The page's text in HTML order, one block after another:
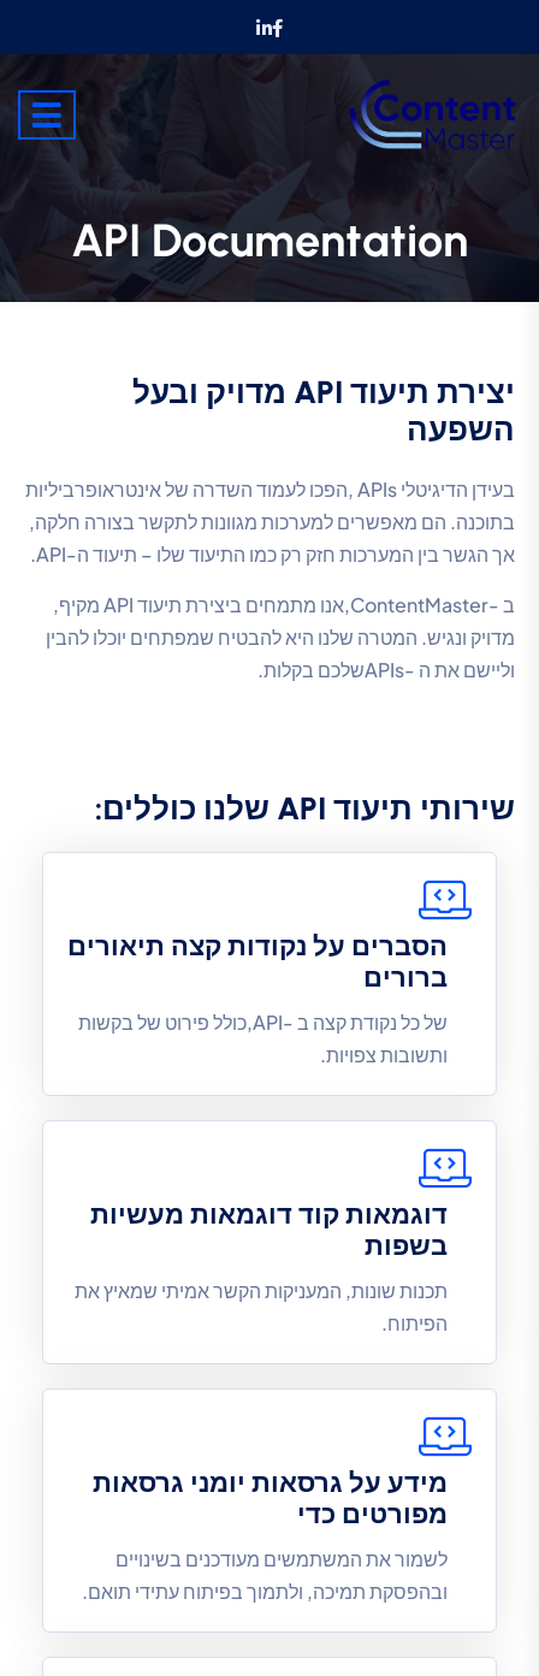
API Documentation
יצירת תיעוד API מדויק ובעל
השפעה
בעידן הדיגיטלי APIs ,הפכו לעמוד השדרה של אינטראופרביליות
בתוכנה. הם מאפשרים למערכות מגוונות לתקשר בצורה חלקה,
אך הגשר בין המערכות חזק רק כמו התיעוד שלו – תיעוד ה-API.
ב -ContentMaster,אנו מתמחים ביצירת תיעוד API מקיף,
מדויק ונגיש. המטרה שלנו היא להבטיח שמפתחים יוכלו להבין
וליישם את ה -APIsשלכם בקלות.
שירותי תיעוד API שלנו כוללים:
הסברים על נקודות קצה תיאורים
ברורים
של כל נקודת קצה ב -API,כולל פירוט של בקשות
ותשובות צפויות.
דוגמאות קוד דוגמאות מעשיות
בשפות
תכנות שונות, המעניקות הקשר אמיתי שמאיץ את
הפיתוח.
מידע על גרסאות יומני גרסאות
מפורטים כדי
לשמור את המשתמשים מעודכנים בשינויים
ובהפסקת תמיכה, ולתמוך בפיתוח עתידי תואם.